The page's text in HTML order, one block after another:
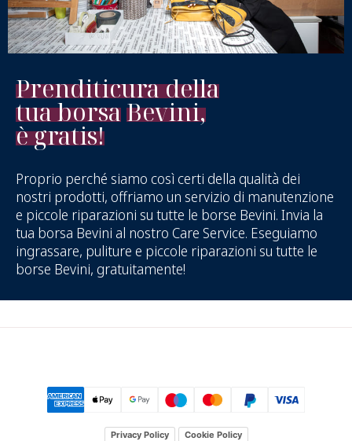
Prenditicura della
tua borsaBevini,
è gratis!
Proprio perché siamo così certi della qualità dei
nostri prodotti, offriamo un servizio di manutenzione
e piccole riparazioni su tutte le borse Bevini. Invia la
tua borsa Bevini al nostro Care Service. Eseguiamo
ingrassare, puliture e piccole riparazioni su tutte le
borse Bevini, gratuitamente!
Privacy Policy Cookie Policy